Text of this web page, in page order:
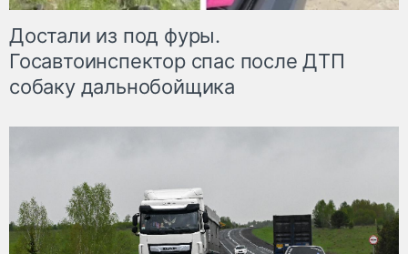
Достали из под фуры.
Госавтоинспектор спас после ДТП
собаку дальнобойщика